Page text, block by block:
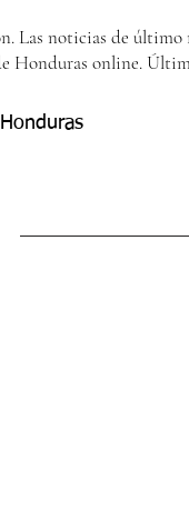
noticias de último
Honduras online.